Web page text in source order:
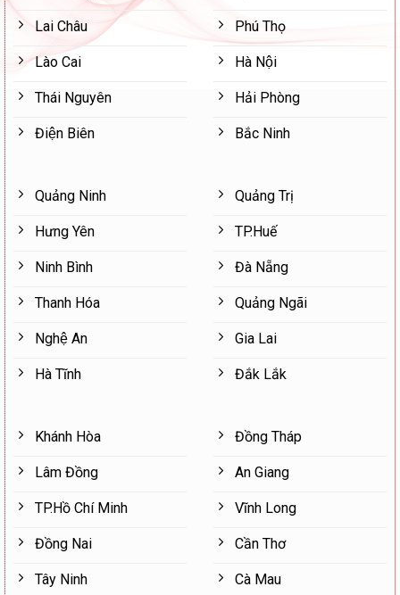
Lai Châu
Lào Cai
Thái Nguyên
Điện Biên
Phú Thọ
Hà Nội
Hải Phòng
Bắc Ninh
Quảng Ninh
Hưng Yên
Ninh Bình
Thanh Hóa
Nghệ An
Hà Tĩnh
Quảng Trị
TP.Huế
Đà Nẵng
Quảng Ngãi
Gia Lai
Đắk Lắk
Khánh Hòa
Lâm Đồng
TP.Hồ Chí Minh
Đồng Nai
Tây Ninh
Đồng Tháp
An Giang
Vĩnh Long
Cần Thơ
Cà Mau